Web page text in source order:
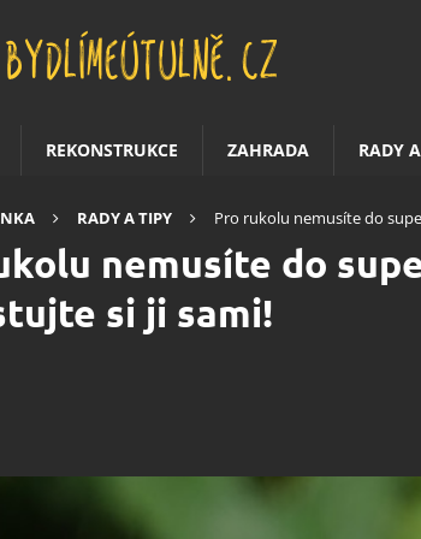
REKONSTRUKCE ZAHRADA RADY
RADY A TIPY Pro rukolu nemusíte do
nemusíte do
si ji sami!